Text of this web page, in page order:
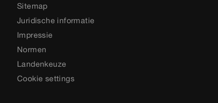
Sitemap
Juridische informatie
Impressie
Normen
Landenkeuze
Cookie settings